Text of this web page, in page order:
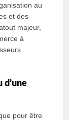
au
et des
majeur,
à
d’une
pour être